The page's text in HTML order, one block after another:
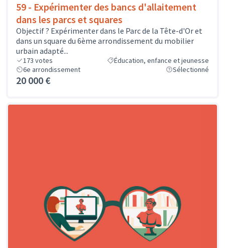
59 - Expérimenter des bancs d'allaitement
dans les parcs et squares
Objectif ? Expérimenter dans le Parc de la Tête-d'Or et
dans un square du 6ème arrondissement du mobilier
urbain adapté...
173 votes
Éducation, enfance et jeunesse
6e arrondissement
Sélectionné
20 000 €